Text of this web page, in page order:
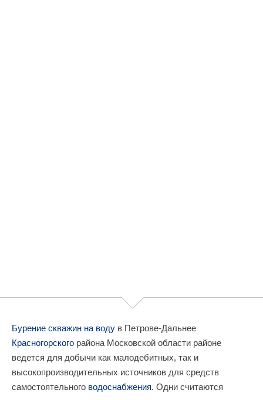
Бурение скважин на воду в Петрове-Дальнее
Красногорского района Московской области районе
ведется для добычи как малодебитных, так и
высокопроизводительных источников для средств
самостоятельного водоснабжения. Одни считаются